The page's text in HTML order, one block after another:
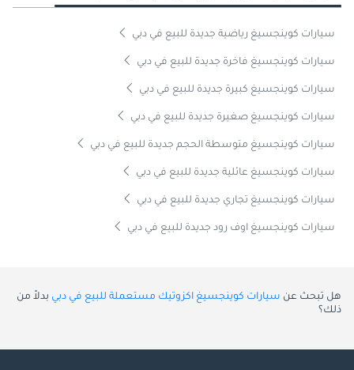
سيارات كوينجسيغ رياضية جديدة للبيع في دبي
سيارات كوينجسيغ فاخرة جديدة للبيع في دبي
سيارات كوينجسيغ كبيرة جديدة للبيع في دبي
سيارات كوينجسيغ صغيرة جديدة للبيع في دبي
سيارات كوينجسيغ متوسطة الحجم جديدة للبيع في دبي
سيارات كوينجسيغ عائلية جديدة للبيع في دبي
سيارات كوينجسيغ تجاري جديدة للبيع في دبي
سيارات كوينجسيغ اوف رود جديدة للبيع في دبي
هل تبحث عن سيارات كوينجسيغ اكزوتيك مستعملة للبيع في دبي بدلاً من
ذلك؟